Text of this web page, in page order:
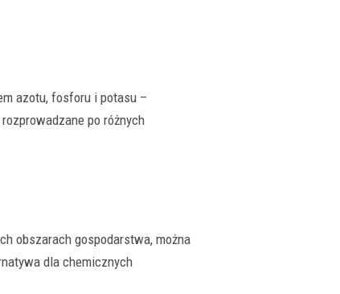
azotu, fosforu i potasu –
po różnych
obszarach gospodarstwa, można
dla chemicznych